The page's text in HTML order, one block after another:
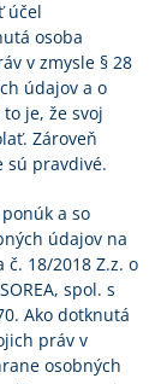
účel
osoba
v zmysle § 28
údajov a o
je, že svoj
Zároveň
sú pravdivé.
a so
údajov na
č. 18/2018 Z.z. o
spol. s
Ako dotknutá
práv v
osobných